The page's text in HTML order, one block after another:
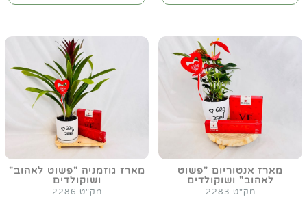
מארז אנטוריום "פשוט
לאהוב" ושוקולדים
מק"ט 2283
מארז גוזמניה "פשוט לאהוב"
ושוקולדים
מק"ט 2286